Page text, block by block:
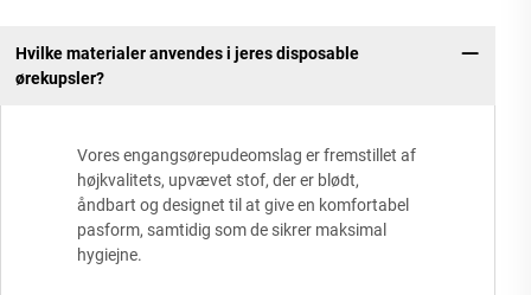
Hvilke materialer anvendes i jeres disposable
ørekupsler?
Vores engangsørepudeomslag er fremstillet af
højkvalitets, upvævet stof, der er blødt,
åndbart og designet til at give en komfortabel
pasform, samtidig som de sikrer maksimal
hygiejne.